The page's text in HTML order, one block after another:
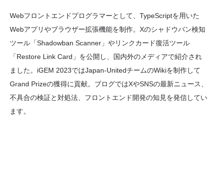
Webフロントエンドプログラマーとして、TypeScriptを用いた
Webアプリやブラウザー拡張機能を制作。Xのシャドウバン検知
ツール「Shadowban Scanner」やリンクカード復活ツール
「Restore Link Card」を公開し、国内外のメディアで紹介され
ました。iGEM 2023ではJapan-UnitedチームのWikiを制作して
Grand Prizeの獲得に貢献。ブログではXやSNSの最新ニュース、
不具合の検証と対処法、フロントエンド開発の知見を発信してい
ます。